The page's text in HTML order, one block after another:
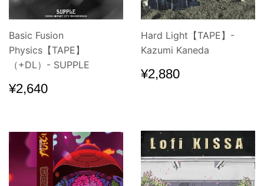
Basic Fusion
Physics【TAPE】
（+DL）- SUPPLE
通
常
¥2,640
Hard Light【TAPE】-
Kazumi Kaneda
通
常
¥2,880